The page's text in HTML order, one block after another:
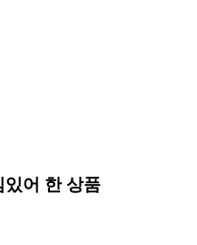
있어 한 상품